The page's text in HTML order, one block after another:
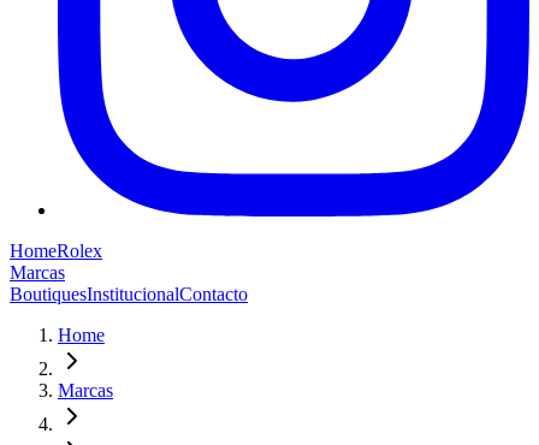
HomeRolex
Marcas
BoutiquesInstitucionalContacto
Home
Marcas